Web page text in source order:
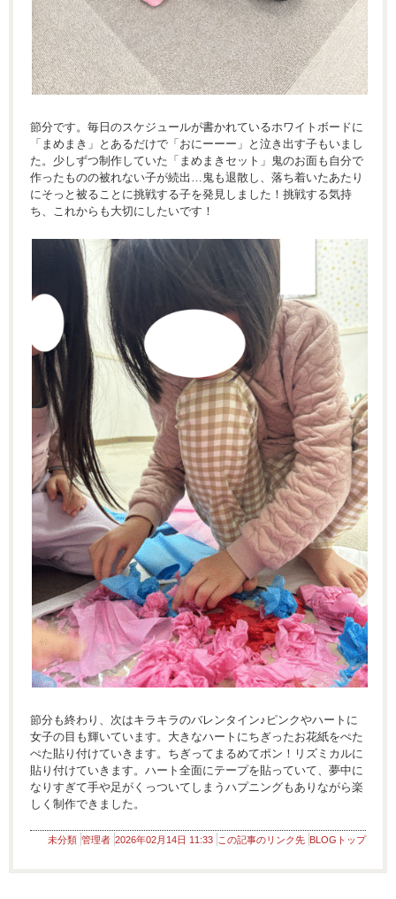
節分です。毎日のスケジュールが書かれているホワイトボードに
「まめまき」とあるだけで「おにーーー」と泣き出す子もいまし
た。少しずつ制作していた「まめまきセット」鬼のお面も自分で
作ったものの被れない子が続出…鬼も退散し、落ち着いたあたり
にそっと被ることに挑戦する子を発見しました！挑戦する気持
ち、これからも大切にしたいです！
節分も終わり、次はキラキラのバレンタイン♪ピンクやハートに
女子の目も輝いています。大きなハートにちぎったお花紙をぺた
ぺた貼り付けていきます。ちぎってまるめてポン！リズミカルに
貼り付けていきます。ハート全面にテープを貼っていて、夢中に
なりすぎて手や足がくっついてしまうハプニングもありながら楽
しく制作できました。
未分類 管理者 2026年02月14日 11:33 この記事のリンク先 BLOGトップ